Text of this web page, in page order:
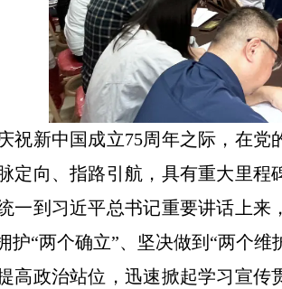
新中国成立75周年之际，在党
定向、指路引航，具有重大里
一到习近平总书记重要讲话上
“两个确立”、坚决做到“两个维
政治站位，迅速掀起学习宣传